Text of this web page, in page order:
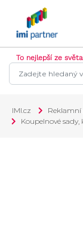
To nejlepší ze
IMI.cz
Koupelnové sady,